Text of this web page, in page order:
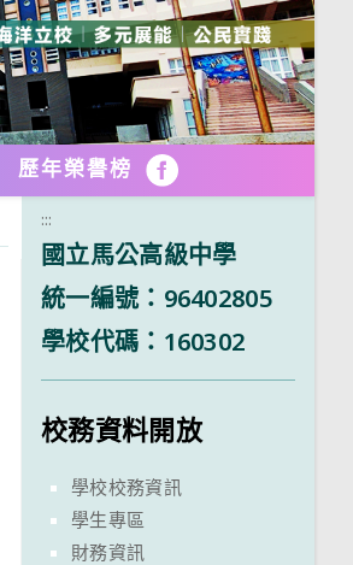
歷年榮譽榜 FB
:::
國立馬公高級中學
統一編號：96402805
學校代碼：160302
校務資料開放
學校校務資訊
學生專區
財務資訊